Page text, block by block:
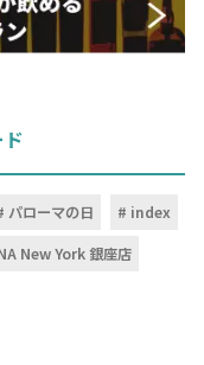
パローマの日
index
New York 銀座店